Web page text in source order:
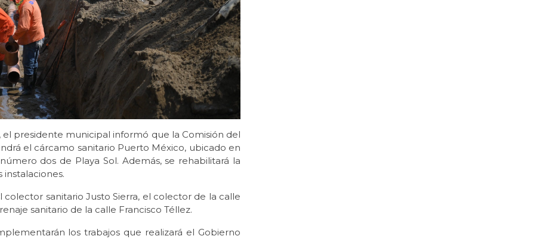
presidente municipal informó que la Comisión del
el cárcamo sanitario Puerto México, ubicado en
dos de Playa Sol. Además, se rehabilitará la
colector sanitario Justo Sierra, el colector de la calle
sanitario de la calle Francisco Téllez.
los trabajos que realizará el Gobierno